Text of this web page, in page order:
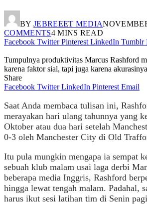
BY JEBREEET MEDIA
COMMENTS4 MINS READ
Facebook Twitter Pinterest LinkedIn Tumblr
Tumpulnya produktivitas Marcus Rashford
karena faktor sial, tapi juga karena
Share
Facebook Twitter LinkedIn Pinterest Email
Saat Anda membaca tulisan ini,
merayakan hari ulang tahunnya yang
Oktober atau dua hari setelah
0-3 oleh Manchester City di Old
Itu pula mungkin mengapa ia sempat
sebuah klub malam usai laga derbi
beberapa media Inggris, Rashford
hingga lewat tengah malam. Padahal,
harus ikut sesi latihan tim di Senin